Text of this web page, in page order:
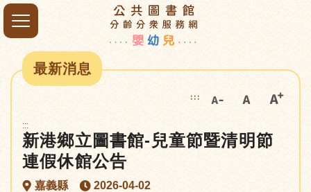
最新消息
:::
:::
新港鄉立圖書館-兒童節暨清明節
連假休館公告
嘉義縣
2026-04-02